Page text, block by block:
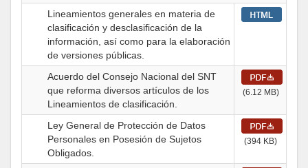
Lineamientos generales en materia de
clasificación y desclasificación de la
información, así como para la elaboración
de versiones públicas.
Acuerdo del Consejo Nacional del SNT
que reforma diversos artículos de los
Lineamientos de clasificación.
(6.12 MB)
Ley General de Protección de Datos
Personales en Posesión de Sujetos
Obligados.
(394 KB)